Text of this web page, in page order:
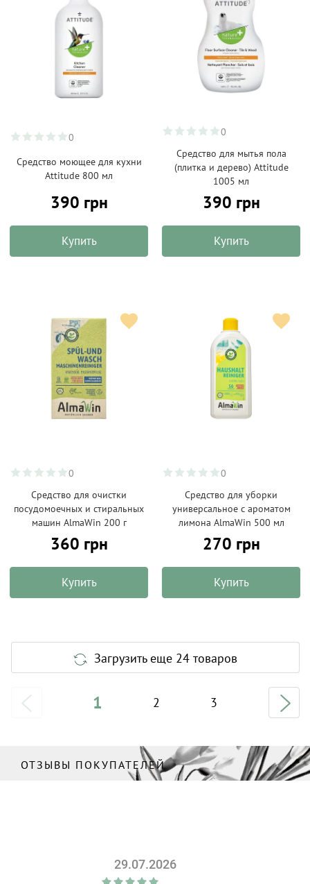
0
Средство моющее для кухни
Attitude 800 мл
390 грн
Купить
0
Средство для мытья пола
(плитка и дерево) Attitude
1005 мл
390 грн
Купить
0
Средство для очистки
посудомоечных и стиральных
машин AlmaWin 200 г
360 грн
Купить
0
Средство для уборки
универсальное с ароматом
лимона AlmaWin 500 мл
270 грн
Купить
Загрузить еще 24 товаров
1 2 3
ОТЗЫВЫ ПОКУПАТЕЛЕЙ
29.07.2026